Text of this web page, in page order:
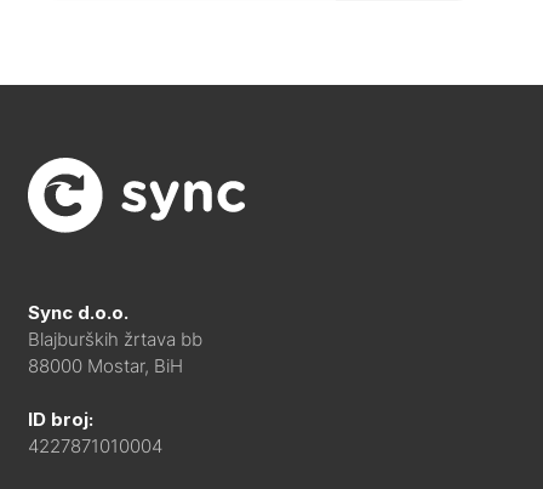
Sync d.o.o.
Blajburških žrtava bb
88000 Mostar, BiH
ID broj:
4227871010004